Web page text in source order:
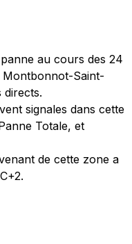
au cours des 24
Saint-
directs.
signales dans cette
Totale, et
de cette zone a